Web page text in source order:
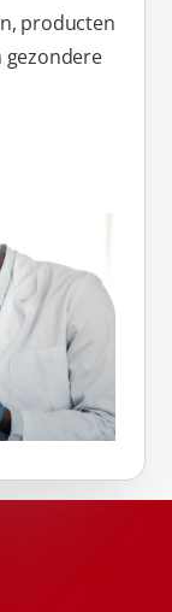
producten
gezondere